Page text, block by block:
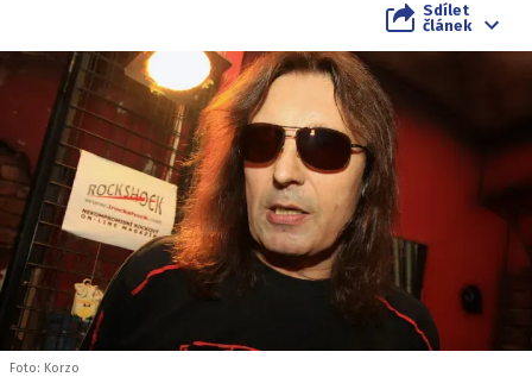
Sdílet
článek
Foto: Korzo